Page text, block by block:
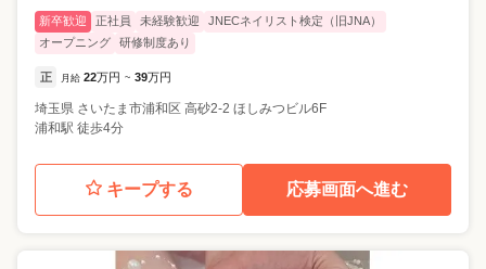
新卒歓迎 正社員 未経験歓迎
JNECネイリスト検定（旧JNA）
オープニング
研修制度あり
正 月給 22万円 ~ 39万円
埼玉県 さいたま市浦和区 高砂2-2 ほしみつビル6F
浦和駅 徒歩4分
キープする 応募画面へ進む